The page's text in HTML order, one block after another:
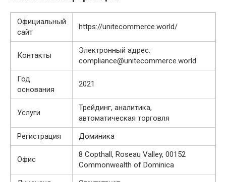
Официальный
сайт
https://unitecommerce.world/
Контакты
Электронный адрес:
compliance@unitecommerce.world
Год
основания
2021
Услуги
Трейдинг, аналитика,
автоматическая торговля
Регистрация
Доминика
Офис
8 Copthall, Roseau Valley, 00152
Commonwealth of Dominica